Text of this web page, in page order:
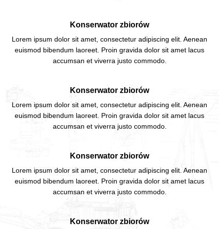
Konserwator zbiorów
Lorem ipsum dolor sit amet, consectetur adipiscing elit. Aenean
euismod bibendum laoreet. Proin gravida dolor sit amet lacus
accumsan et viverra justo commodo.
Konserwator zbiorów
Lorem ipsum dolor sit amet, consectetur adipiscing elit. Aenean
euismod bibendum laoreet. Proin gravida dolor sit amet lacus
accumsan et viverra justo commodo.
Konserwator zbiorów
Lorem ipsum dolor sit amet, consectetur adipiscing elit. Aenean
euismod bibendum laoreet. Proin gravida dolor sit amet lacus
accumsan et viverra justo commodo.
Konserwator zbiorów